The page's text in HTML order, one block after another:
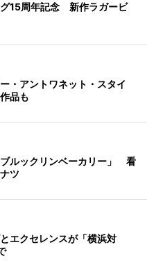
15周年記念 新作ラガービ
・アントワネット・スタイ
品も
ルックリンベーカリー」 看
ツ
エクセレンスが「横浜対